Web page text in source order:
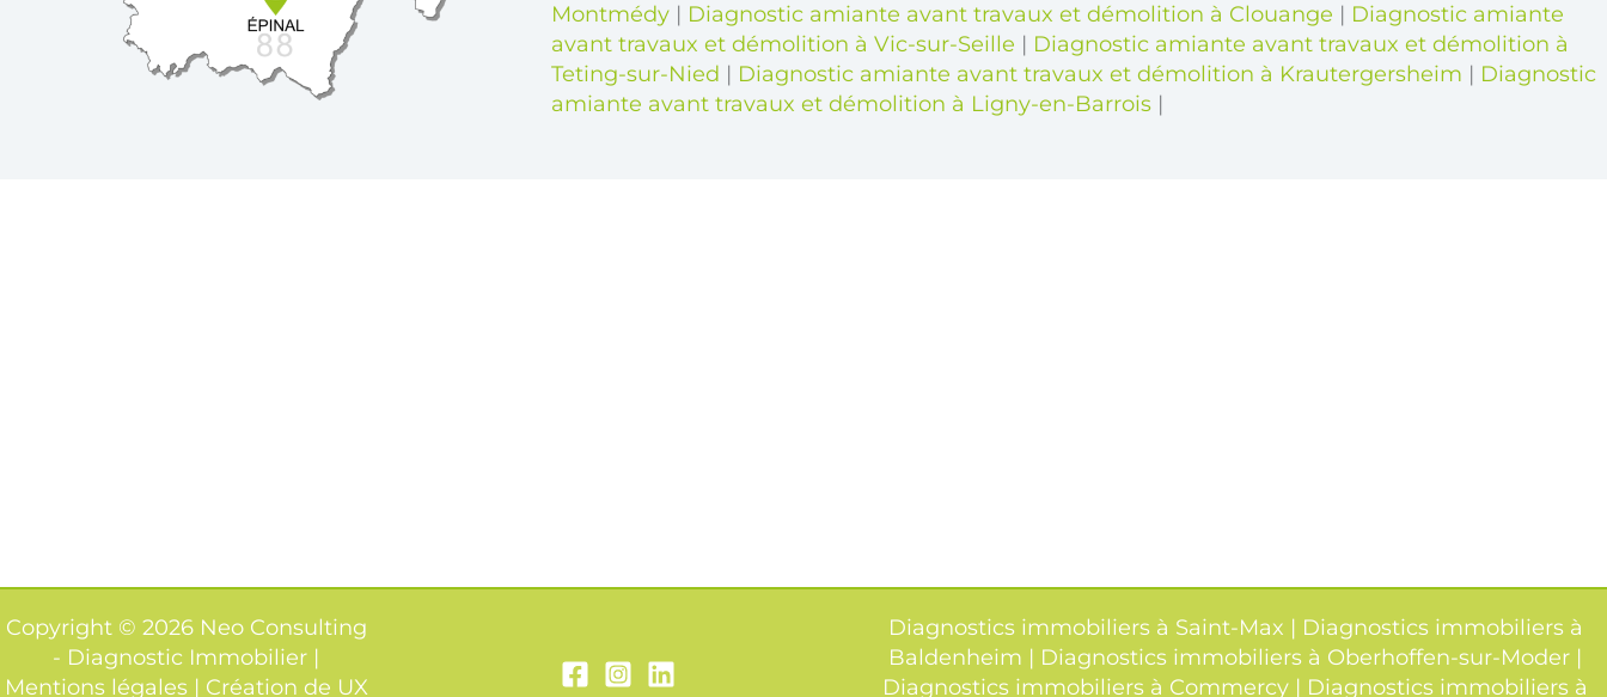
Montmédy | Diagnostic amiante avant travaux et démolition à Clouange | Diagnostic amiante
avant travaux et démolition à Vic-sur-Seille | Diagnostic amiante avant travaux et démolition à
Teting-sur-Nied | Diagnostic amiante avant travaux et démolition à Krautergersheim | Diagnostic
amiante avant travaux et démolition à Ligny-en-Barrois |
Copyright © 2026 Neo Consulting
- Diagnostic Immobilier |
Mentions légales | Création de UX
Diagnostics immobiliers à Saint-Max | Diagnostics immobiliers à
Baldenheim | Diagnostics immobiliers à Oberhoffen-sur-Moder |
Diagnostics immobiliers à Commercy | Diagnostics immobiliers à